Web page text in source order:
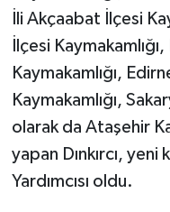
İli Akçaabat İlçesi
İlçesi
Kaymakamlığı,
Kaymakamlığı,
olarak da Ataşehir
yapan Dınkırcı,
Yardımcısı oldu.